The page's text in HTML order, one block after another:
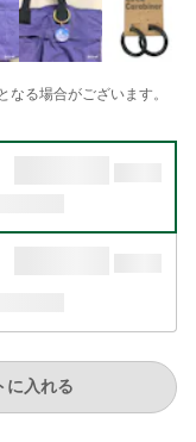
る場合がございます。
に入れる